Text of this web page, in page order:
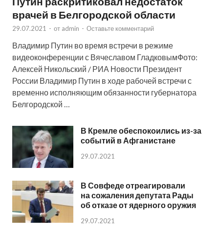
врачей в Белгородской области
29.07.2021 - от admin - Оставьте комментарий
Владимир Путин во время встречи в режиме
видеоконференции с Вячеславом ГладковымФото:
Алексей Никольский / РИА Новости Президент
России Владимир Путин в ходе рабочей встречи с
временно исполняющим обязанности губернатора
Белгородской …
В Кремле обеспокоились из-за
событий в Афганистане
29.07.2021
В Совфеде отреагировали
на сожаления депутата Рады
об отказе от ядерного оружия
29.07.2021